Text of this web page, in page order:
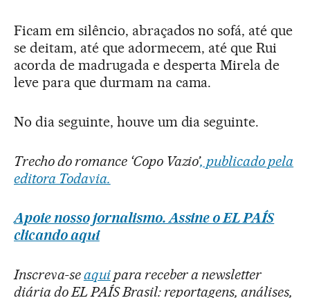
Ficam em silêncio, abraçados no sofá, até que
se deitam, até que adormecem, até que Rui
acorda de madrugada e desperta Mirela de
leve para que durmam na cama.
No dia seguinte, houve um dia seguinte.
Trecho do romance ‘Copo Vazio’, publicado pela
editora Todavia.
Apoie nosso jornalismo. Assine o EL PAÍS
clicando aqui
Inscreva-seaquipara receber a newsletter
diária do EL PAÍS Brasil: reportagens, análises,